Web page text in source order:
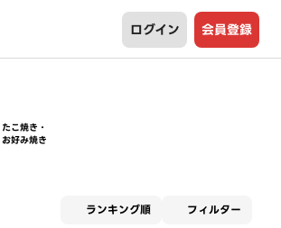
ログイン 会員登録
たこ焼き・
お好み焼き
ランキング順 フィルター